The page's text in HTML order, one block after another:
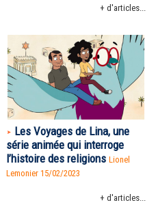
+ d'articles...
Les Voyages de Lina, une
série animée qui interroge
l’histoire des religions Lionel
Lemonier 15/02/2023
+ d'articles...